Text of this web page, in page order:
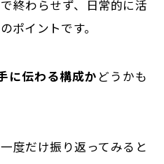
終わらせず、日常的に活
ポイントです。
に伝わる構成か どうかも
度だけ振り返ってみると